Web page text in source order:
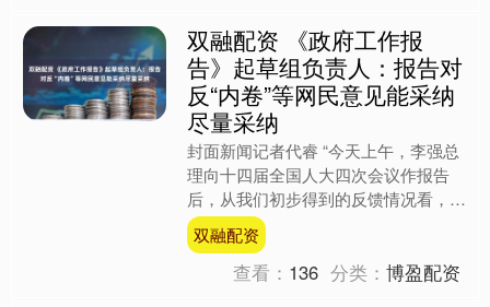
双融配资 《政府工作报
告》起草组负责人：报告对
反“内卷”等网民意见能采纳
尽量采纳
封面新闻记者代睿 “今天上午，李强总
理向十四届全国人大四次会议作报告
后，从我们初步得到的反馈情况看，各
方面反响热烈、评价很高”。 3月5日中
午，国新办举行吹风会....
双融配资
查看： 136 分类：博盈配资